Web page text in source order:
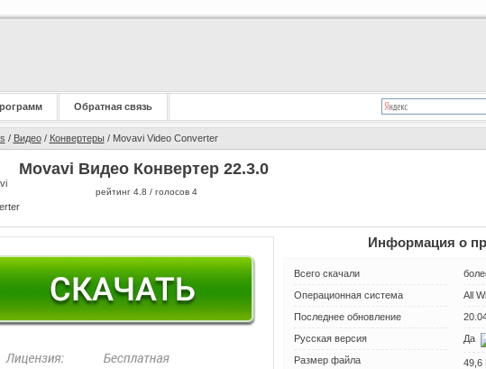
Обратная связь
/ Видео/ Конвертеры/ Movavi Video Converter
Movavi Видео Конвертер 22.3.0
рейтинг 4.8 / голосов 4
Информация о
Всего скачали
Операционная система
All
Последнее обновление
Русская версия
Да
Размер файла
49,6